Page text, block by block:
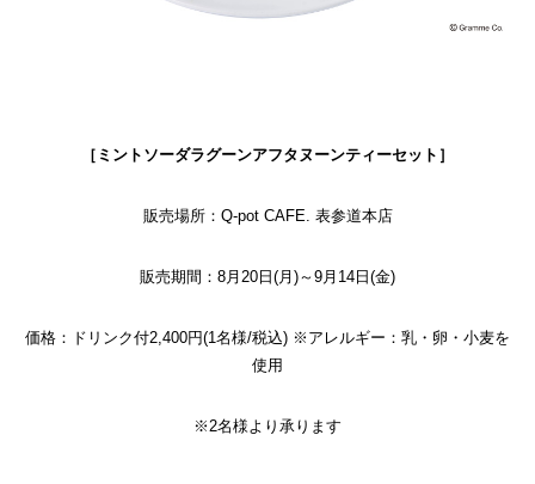
［ミントソーダラグーンアフタヌーンティーセット］
販売場所：Q-pot CAFE. 表参道本店
販売期間：8月20日(月)～9月14日(金)
価格：ドリンク付2,400円(1名様/税込) ※アレルギー：乳・卵・小麦を
使用
※2名様より承ります